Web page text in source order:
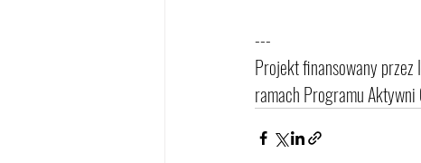
---
Projekt finansowany przez
ramach Programu